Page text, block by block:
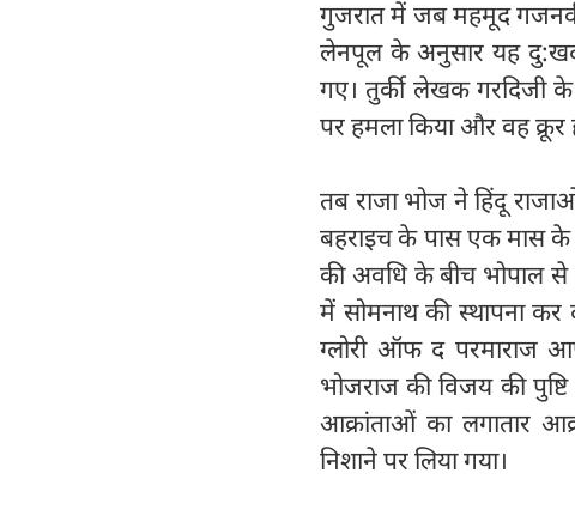
गुजरात में जब महमूद
लेनपूल के अनुसार यह
गए। तुर्की लेखक गरदिजी
पर हमला किया और वह क्रूर
तब राजा भोज ने हिंदू
बहराइच के पास एक मास के
की अवधि के बीच भोपाल से
में सोमनाथ की स्थापना
ग्लोरी ऑफ द परमाराज
भोजराज की विजय की
आक्रांताओं का लगातार
निशाने पर लिया गया।